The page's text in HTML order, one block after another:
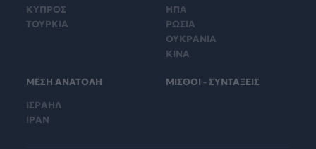
ΚΥΠΡΟΣ
ΤΟΥΡΚΙΑ
ΗΠΑ
ΡΩΣΙΑ
ΟΥΚΡΑΝΙΑ
ΚΙΝΑ
ΜΕΣΗ ΑΝΑΤΟΛΗ
ΙΣΡΑΗΛ
ΙΡΑΝ
ΜΙΣΘΟΙ - ΣΥΝΤΑΞΕΙΣ